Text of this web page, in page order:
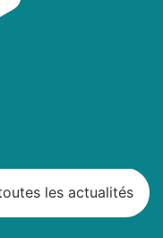
les actualités